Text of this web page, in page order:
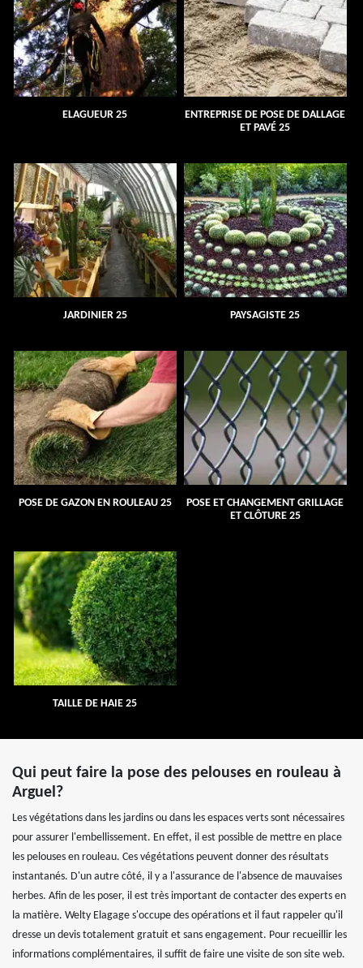
ELAGUEUR 25
ENTREPRISE DE POSE DE DALLAGE
ET PAVÉ 25
JARDINIER 25 PAYSAGISTE 25
POSE DE GAZON EN ROULEAU 25
POSE ET CHANGEMENT GRILLAGE
ET CLÔTURE 25
TAILLE DE HAIE 25
Qui peut faire la pose des pelouses en rouleau à
Arguel?
Les végétations dans les jardins ou dans les espaces verts sont nécessaires
pour assurer l'embellissement. En effet, il est possible de mettre en place
les pelouses en rouleau. Ces végétations peuvent donner des résultats
instantanés. D'un autre côté, il y a l'assurance de l'absence de mauvaises
herbes. Afin de les poser, il est très important de contacter des experts en
la matière. Welty Elagage s'occupe des opérations et il faut rappeler qu'il
dresse un devis totalement gratuit et sans engagement. Pour recueillir les
informations complémentaires, il suffit de faire une visite de son site web.